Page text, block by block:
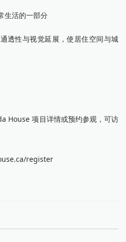
生活的一部分
透性与视觉延展，使居住空间与城
House 项目详情或预约参观，可访
register